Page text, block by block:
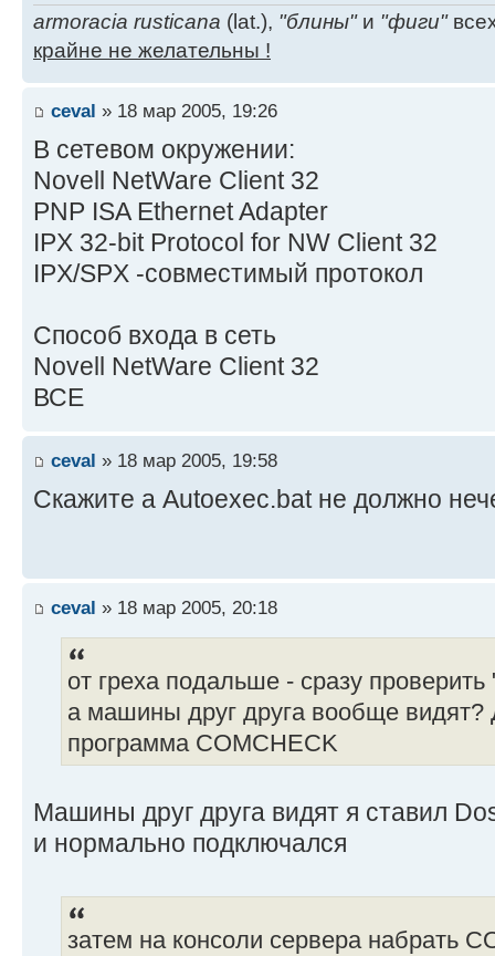
armoracia rusticana (lat.), "блины"и "фиги"
крайне не желательны !
ceval » 18 мар 2005, 19:26
В сетевом окружении:
Novell NetWare Client 32
PNP ISA Ethernet Adapter
IPX 32-bit Protocol for NW Client 32
IPX/SPX -совместимый протокол
Способ входа в сеть
Novell NetWare Client 32
ВСЕ
ceval » 18 мар 2005, 19:58
Скажите а Autoexec.bat не должно
ceval » 18 мар 2005, 20:18
от греха подальше - сразу
а машины друг друга вообще
программа COMCHECK
Машины друг друга видят я ставил
и нормально подключался
затем на консоли сервера набрать